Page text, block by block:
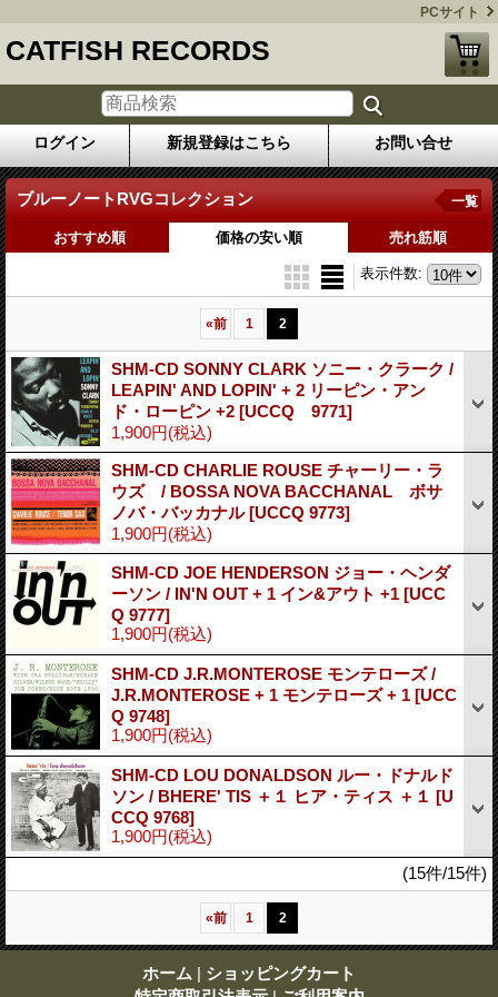
PCサイト
CATFISH RECORDS
ログイン 新規登録はこちら お問い合せ
ブルーノートRVGコレクション 一覧
おすすめ順 価格の安い順 売れ筋順
表示件数:
«前 1 2
SHM-CD SONNY CLARK ソニー・クラーク /
LEAPIN' AND LOPIN' + 2 リーピン・アン
ド・ローピン +2 [UCCQ 9771]
1,900円(税込)
SHM-CD CHARLIE ROUSE チャーリー・ラ
ウズ / BOSSA NOVA BACCHANAL ボサ
ノバ・バッカナル[UCCQ 9773]
1,900円(税込)
SHM-CD JOE HENDERSON ジョー・ヘンダ
ーソン / IN'N OUT + 1 イン&アウト +1 [UCC
Q 9777]
1,900円(税込)
SHM-CD J.R.MONTEROSE モンテローズ /
J.R.MONTEROSE + 1 モンテローズ + 1 [UCC
Q 9748]
1,900円(税込)
SHM-CD LOU DONALDSON ルー・ドナルド
ソン / BHERE' TIS ＋１ ヒア・ティス ＋１ [U
CCQ 9768]
1,900円(税込)
(15件/15件)
«前 1 2
ホーム | ショッピングカート